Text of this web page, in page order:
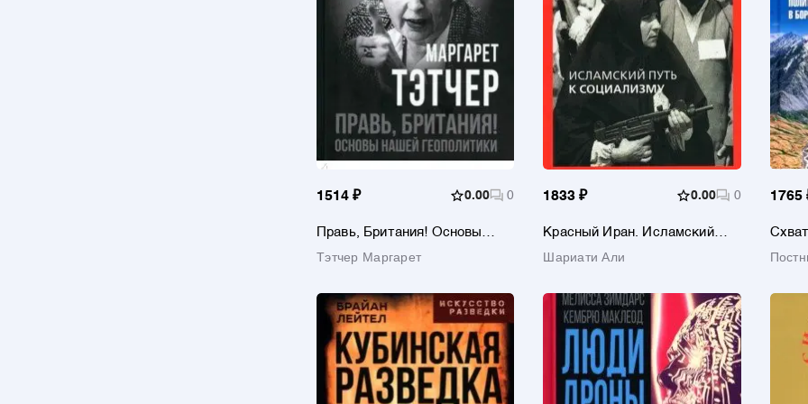
1514 ₽ 0.00 0
Правь, Британия! Основы
Тэтчер Маргарет
1833 ₽ 0.00 0
Красный Иран. Исламский
Шариати Али
1765